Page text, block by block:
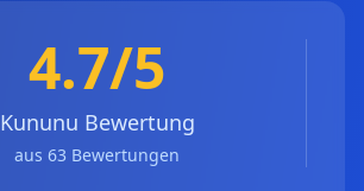
4.7/5
Kununu Bewertung
aus 63 Bewertungen